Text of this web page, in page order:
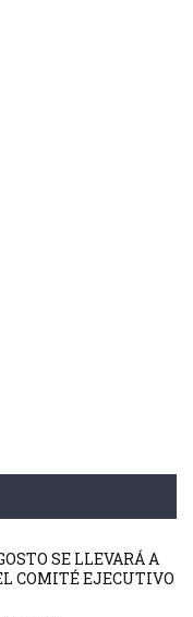
SE LLEVARÁ A
COMITÉ EJECUTIVO